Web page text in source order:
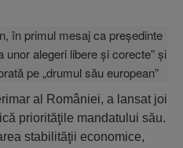
al României, a lansat joi
priorităţile mandatului său.
stabilităţii economice,